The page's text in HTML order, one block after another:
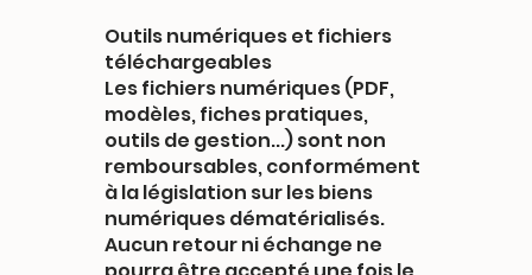
Outils numériques et fichiers
téléchargeables
Les fichiers numériques (PDF,
modèles, fiches pratiques,
outils de gestion...) sont non
remboursables, conformément
à la législation sur les biens
numériques dématérialisés.
Aucun retour ni échange ne